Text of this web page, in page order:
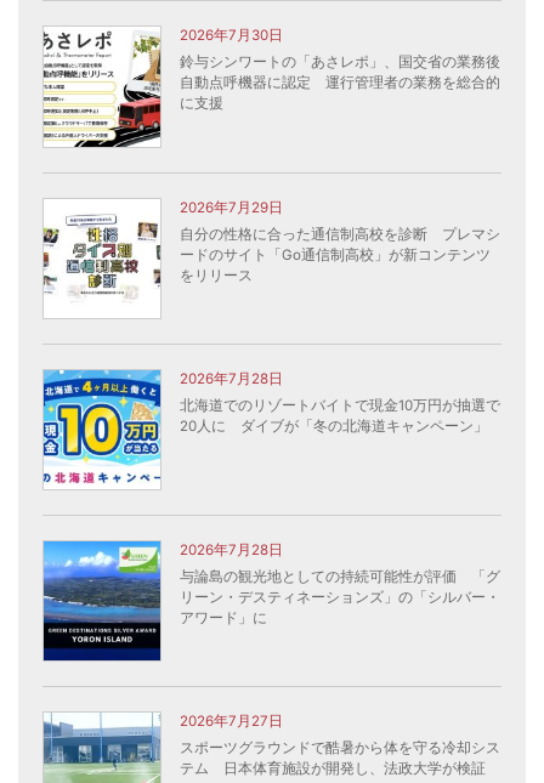
2026年7月30日
鈴与シンワートの「あさレポ」、国交省の業務後
自動点呼機器に認定 運行管理者の業務を総合的
に支援
2026年7月29日
自分の性格に合った通信制高校を診断 プレマシ
ードのサイト「Go通信制高校」が新コンテンツ
をリリース
2026年7月28日
北海道でのリゾートバイトで現金10万円が抽選で
20人に ダイブが「冬の北海道キャンペーン」
2026年7月28日
与論島の観光地としての持続可能性が評価 「グ
リーン・デスティネーションズ」の「シルバー・
アワード」に
2026年7月27日
スポーツグラウンドで酷暑から体を守る冷却シス
テム 日本体育施設が開発し、法政大学が検証